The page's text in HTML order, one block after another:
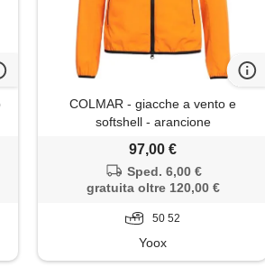
COLMAR - giacche a vento e
softshell - arancione
97,00 €
Sped. 6,00 €
gratuita oltre 120,00 €
50 52
Yoox